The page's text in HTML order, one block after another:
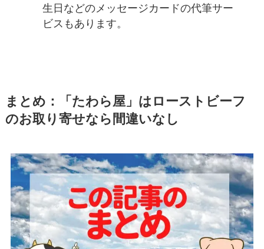
生日などのメッセージカードの代筆サー
ビスもあります。
まとめ：「たわら屋」はローストビーフ
のお取り寄せなら間違いなし